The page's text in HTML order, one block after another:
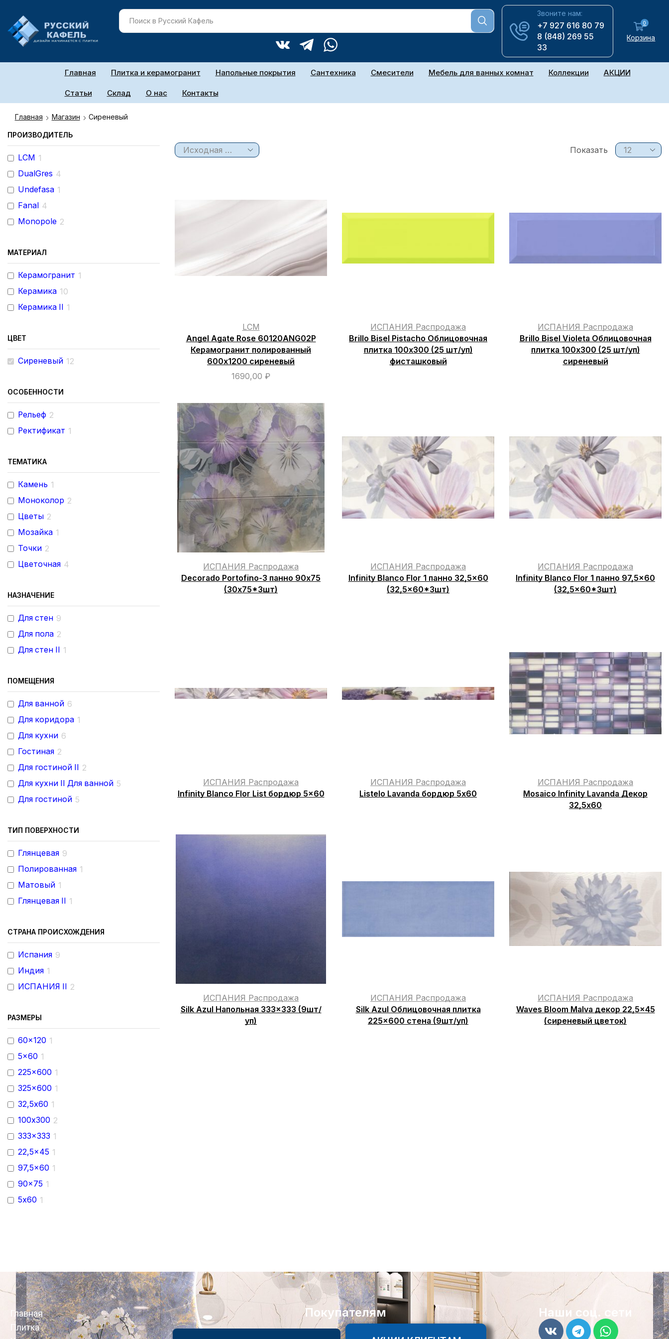
Звоните нам:
+7 927 616 80 79
8 (848) 269 55
33
0
Корзина
Главная Плитка и керамогранит Напольные покрытия Сантехника Смесители Мебель для ванных комнат Коллекции АКЦИИ
Статьи Склад О нас Контакты
Главная Магазин Сиреневый
Показать
LCM
Angel Agate Rose 60120ANG02P
Керамогранит полированный
600х1200 сиреневый
1690,00 ₽
ИСПАНИЯ Распродажа
Brillo Bisel Pistacho Облицовочная
плитка 100х300 (25 шт/уп)
фисташковый
ИСПАНИЯ Распродажа
Brillo Bisel Violeta Облицовочная
плитка 100х300 (25 шт/уп)
сиреневый
ИСПАНИЯ Распродажа
Decorado Portofino-3 панно 90х75
(30х75*3шт)
ИСПАНИЯ Распродажа
Infinity Blanco Flor 1 панно 32,5×60
(32,5×60*3шт)
ИСПАНИЯ Распродажа
Infinity Blanco Flor 1 панно 97,5×60
(32,5×60*3шт)
ИСПАНИЯ Распродажа
Infinity Blanco Flor List бордюр 5×60
ИСПАНИЯ Распродажа
Listelo Lavanda бордюр 5х60
ИСПАНИЯ Распродажа
Mosaico Infinity Lavanda Декор
32,5х60
ИСПАНИЯ Распродажа
Silk Azul Напольная 333×333 (9шт/
уп)
ИСПАНИЯ Распродажа
Silk Azul Облицовочная плитка
225×600 стена (9шт/уп)
ИСПАНИЯ Распродажа
Waves Bloom Malva декор 22,5×45
(сиреневый цветок)
ПРОИЗВОДИТЕЛЬ
LCM 1
DualGres 4
Undefasa 1
Fanal 4
Monopole 2
МАТЕРИАЛ
Керамогранит 1
Керамика 10
Керамика II 1
ЦВЕТ
Сиреневый 12
ОСОБЕННОСТИ
Рельеф 2
Ректификат 1
ТЕМАТИКА
Камень 1
Моноколор 2
Цветы 2
Мозайка 1
Точки 2
Цветочная 4
НАЗНАЧЕНИЕ
Для стен 9
Для пола 2
Для стен II 1
ПОМЕЩЕНИЯ
Для ванной 6
Для коридора 1
Для кухни 6
Гостиная 2
Для гостиной II 2
Для кухни II Для ванной 5
Для гостиной 5
ТИП ПОВЕРХНОСТИ
Глянцевая 9
Полированная 1
Матовый 1
Глянцевая II 1
СТРАНА ПРОИСХОЖДЕНИЯ
Испания 9
Индия 1
ИСПАНИЯ II 2
РАЗМЕРЫ
60x120 1
5x60 1
225x600 1
325x600 1
32,5х60 1
100х300 2
333x333 1
22,5x45 1
97,5x60 1
90x75 1
5х60 1
Главная
Плитка
Покупателям Наши соц. сети